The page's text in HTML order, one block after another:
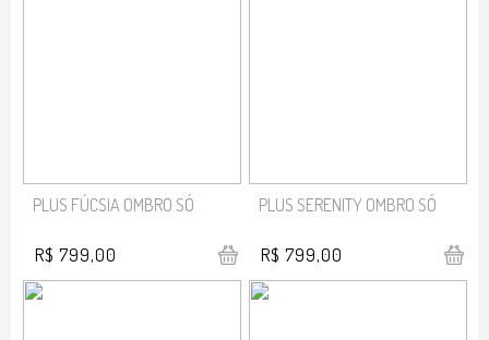
PLUS FÚCSIA OMBRO SÓ
R$ 799,00
PLUS SERENITY OMBRO SÓ
R$ 799,00